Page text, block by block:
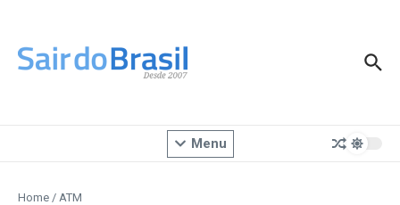
Menu
Home / ATM